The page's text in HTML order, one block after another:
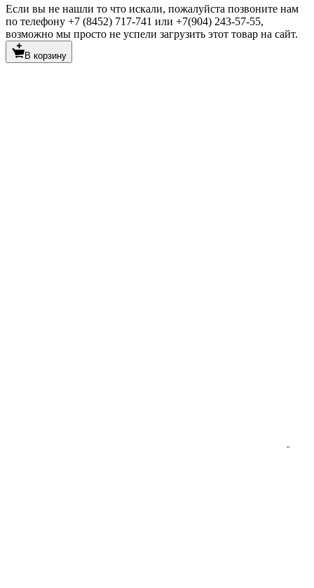
Если вы не нашли то что искали, пожалуйста позвоните нам
по телефону +7 (8452) 717-741 или +7(904) 243-57-55,
возможно мы просто не успели загрузить этот товар на сайт.
В корзину